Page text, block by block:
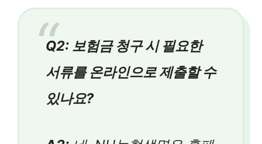
Q2: 보험금 청구 시 필요한
서류를 온라인으로 제출할 수
있나요?